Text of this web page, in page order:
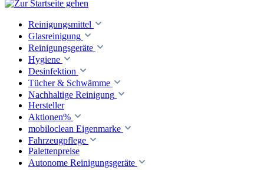
Reinigungsmittel
Glasreinigung
Reinigungsgeräte
Hygiene
Desinfektion
Tücher & Schwämme
Nachhaltige Reinigung
Hersteller
Aktionen%
mobiloclean Eigenmarke
Fahrzeugpflege
Palettenpreise
Autonome Reinigungsgeräte